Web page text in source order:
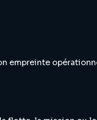
empreinte